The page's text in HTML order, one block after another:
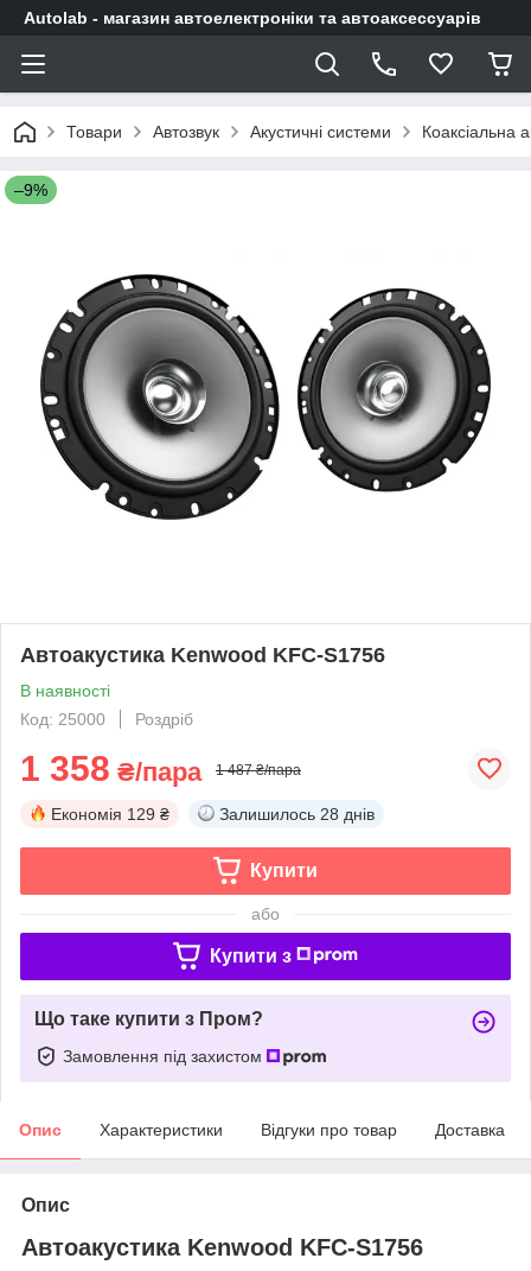
Autolab - магазин автоелектроніки та автоаксессуарів
Товари Автозвук Акустичні системи Коаксіальна
–9%
Автоакустика Kenwood KFC-S1756
В наявності
Код: 25000
Роздріб
1 358 ₴/пара 1 487 ₴/пара
Економія 129 ₴ Залишилось 28 днів
Купити
або
Купити з
Що таке купити з Пром?
Замовлення під захистом
Опис Характеристики Відгуки про товар Доставка
Опис
Автоакустика Kenwood KFC-S1756